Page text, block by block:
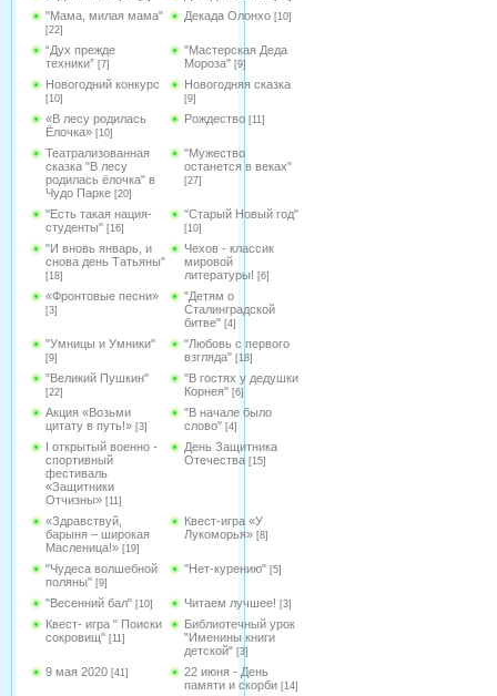
"Мама, милая мама"
[22]
Декада Олонхо [10]
“Дух прежде
техники” [7]
"Мастерская Деда
Мороза" [9]
Новогодний конкурс
[10]
Новогодняя сказка
[9]
«В лесу родилась
Ёлочка» [10]
Рождество [11]
Театрализованная
сказка "В лесу
родилась ёлочка" в
Чудо Парке [20]
"Мужество
останется в веках"
[27]
"Есть такая нация-
студенты" [16]
"Старый Новый год"
[10]
"И вновь январь, и
снова день Татьяны"
[18]
Чехов - классик
мировой
литературы! [6]
«Фронтовые песни»
[3]
"Детям о
Сталинградской
битве" [4]
"Умницы и Умники"
[9]
"Любовь с первого
взгляда" [18]
"Великий Пушкин"
[22]
"В гостях у дедушки
Корнея" [6]
Акция «Возьми
цитату в путь!» [3]
"В начале было
слово" [4]
I открытый военно -
спортивный
фестиваль
«Защитники
Отчизны» [11]
День Защитника
Отечества [15]
«Здравствуй,
барыня – широкая
Масленица!» [19]
Квест-игра «У
Лукоморья» [8]
"Чудеса волшебной
поляны" [9]
"Нет-курению" [5]
"Весенний бал" [10] Читаем лучшее! [3]
Квест- игра " Поиски
сокровищ" [11]
Библиотечный урок
"Именины книги
детской" [3]
9 мая 2020 [41]
22 июня - День
памяти и скорби [14]